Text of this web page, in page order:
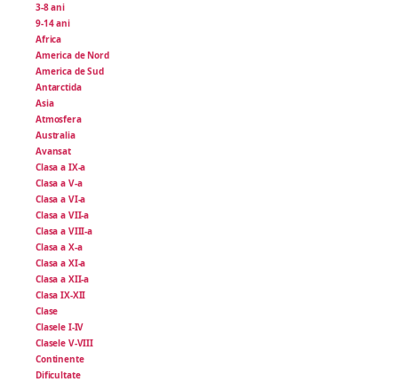
3-8 ani
9-14 ani
Africa
America de Nord
America de Sud
Antarctida
Asia
Atmosfera
Australia
Avansat
Clasa a IX-a
Clasa a V-a
Clasa a VI-a
Clasa a VII-a
Clasa a VIII-a
Clasa a X-a
Clasa a XI-a
Clasa a XII-a
Clasa IX-XII
Clase
Clasele I-IV
Clasele V-VIII
Continente
Dificultate